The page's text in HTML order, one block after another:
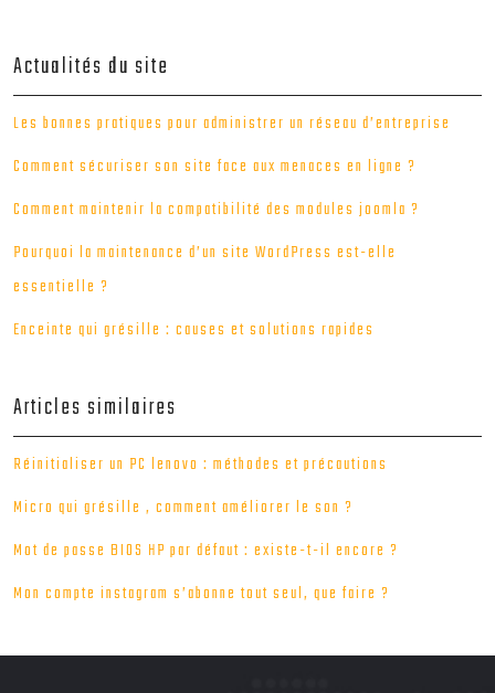
Actualités du site
Les bonnes pratiques pour administrer un réseau d’entreprise
Comment sécuriser son site face aux menaces en ligne ?
Comment maintenir la compatibilité des modules joomla ?
Pourquoi la maintenance d’un site WordPress est-elle
essentielle ?
Enceinte qui grésille : causes et solutions rapides
Articles similaires
Réinitialiser un PC lenovo : méthodes et précautions
Micro qui grésille , comment améliorer le son ?
Mot de passe BIOS HP par défaut : existe-t-il encore ?
Mon compte instagram s’abonne tout seul, que faire ?